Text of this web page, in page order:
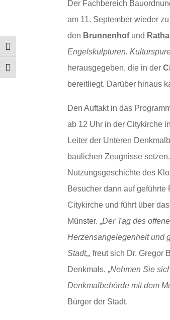
Umschalten auf hohe Kontraste
Schrift vergrößern
Der Fachbereich
am 11. September wieder
den Brunnenhofund
Engelskulpturen.
herausgegeben, die in der
bereitliegt. Darüber hinaus
Den Auftakt in das
ab 12 Uhr in der Citykirche
Leiter der Unteren
baulichen Zeugnisse
Nutzungsgeschichte des
Besucher dann auf geführte
Citykirche und führt über
Münster. „Der Tag des
Herzensangelegenheit und
Stadt„, freut sich Dr. Gregor
Denkmals. „Nehmen Sie
Denkmalbehörde mit dem
Bürger der Stadt.